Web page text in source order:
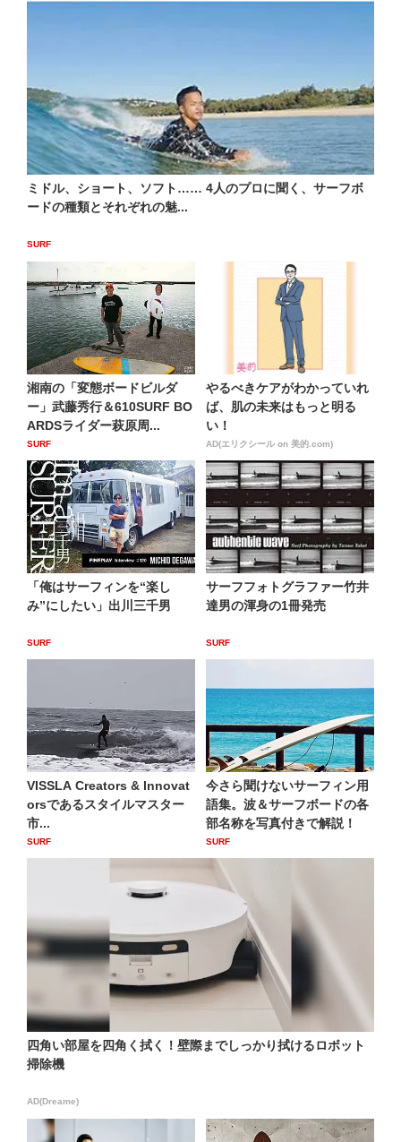
ミドル、ショート、ソフト…… 4人のプロに聞く、サーフボ
ードの種類とそれぞれの魅...
SURF
湘南の「変態ボードビルダ
ー」武藤秀行＆610SURF BO
ARDSライダー萩原周...
SURF
やるべきケアがわかっていれ
ば、肌の未来はもっと明る
い！
AD(エリクシール on 美的.com)
「俺はサーフィンを“楽し
み”にしたい」出川三千男
SURF
サーフフォトグラファー竹井
達男の渾身の1冊発売
SURF
VISSLA Creators & Innovat
orsであるスタイルマスター
市...
SURF
今さら聞けないサーフィン用
語集。波＆サーフボードの各
部名称を写真付きで解説！
SURF
四角い部屋を四角く拭く！壁際までしっかり拭けるロボット
掃除機
AD(Dreame)